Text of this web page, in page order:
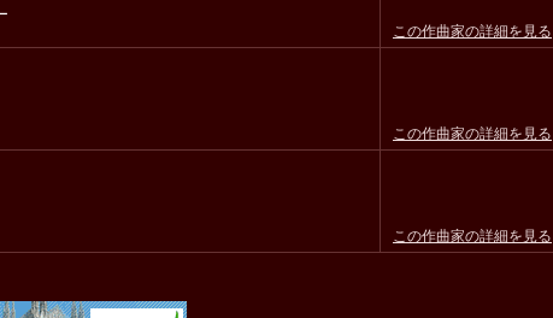
この作曲家の詳細を見る
この作曲家の詳細を見る
この作曲家の詳細を見る